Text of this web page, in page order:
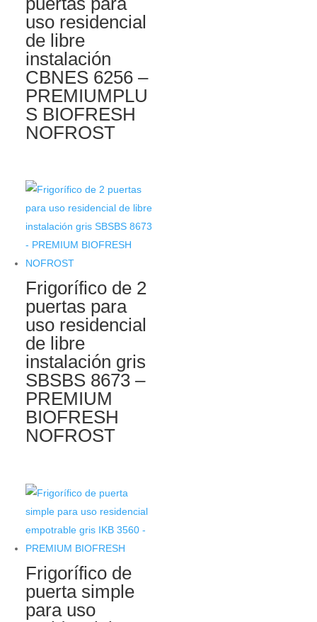
uso residencial
de libre
instalación
CBNES 6256 –
PREMIUMPLU
S BIOFRESH
NOFROST
Frigorífico de 2
puertas para
uso residencial
de libre
instalación gris
SBSBS 8673 –
PREMIUM
BIOFRESH
NOFROST
Frigorífico de
puerta simple
para uso